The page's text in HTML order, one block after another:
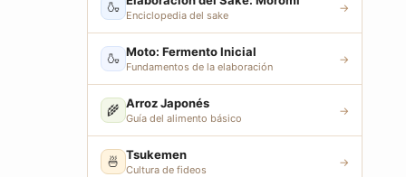
🍶
Enciclopedia del sake
→
🍶 Moto: Fermento Inicial
Fundamentos de la elaboración
→
🌾 Arroz Japonés
Guía del alimento básico
→
🍜 Tsukemen
Cultura de fideos
→